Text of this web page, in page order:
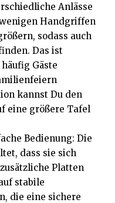
Anlässe
Handgriffen
sodass auch
Das ist
Gäste
kannst Du den
eine größere Tafel
Bedienung: Die
dass sie sich
Platten
stabile
die eine sichere